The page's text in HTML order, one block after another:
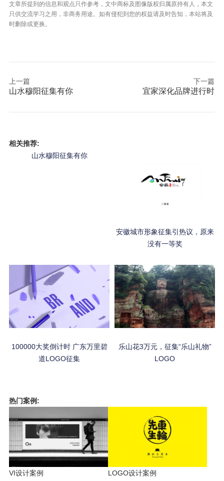
文章所提到的信息和观点只作参考，文中商标及图像版权归属原持有人，本文
只供交流学习之用，非商务用途。如有侵犯到您的权益请及时告知，本站将及
时删除或更换。
上一篇
山水穆阳征集有你
下一篇
宜家深化品牌进行时
相关推荐:
山水穆阳征集有你
安徽城市形象征集引热议，原来
没有一等奖
100000大奖倒计时 广东万里碧
道LOGO征集
乐山花3万元，征集“乐山礼物”
LOGO
热门案例:
VI设计案例 LOGO设计案例